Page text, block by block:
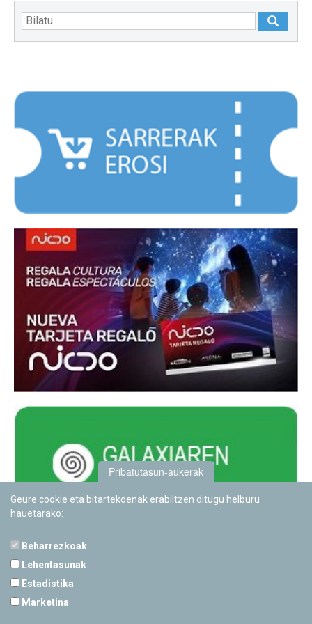
Pribatutasun-aukerak
Geure cookie eta bitartekoenak erabiltzen ditugu helburu
hauetarako:
Beharrezkoak
Lehentasunak
Estadistika
Marketina